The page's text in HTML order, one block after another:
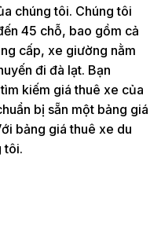
chúng tôi. Chúng tôi
45 chỗ, bao gồm cả
cấp, xe giường nằm
đi đà lạt. Bạn
kiếm giá thuê xe của
bị sẵn một bảng giá
bảng giá thuê xe du
tôi.